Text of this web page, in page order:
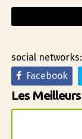
social networks:
Facebook
Les